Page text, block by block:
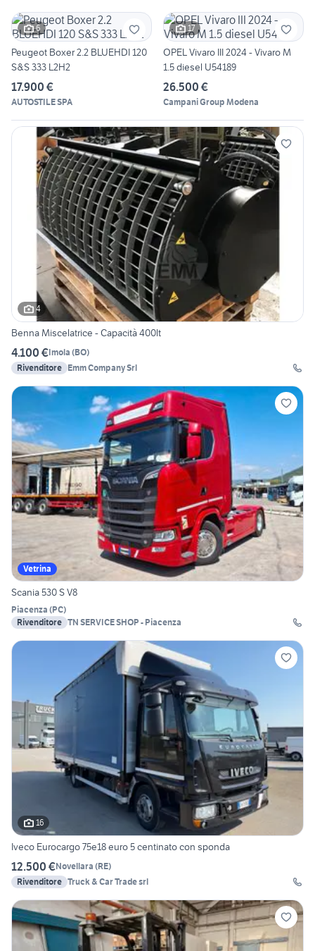
6
Peugeot Boxer 2.2 BLUEHDI 120
S&S 333 L2H2
17.900 €
AUTOSTILE SPA
17
OPEL Vivaro III 2024 - Vivaro M
1.5 diesel U54189
26.500 €
Campani Group Modena
4
Benna Miscelatrice - Capacità 400lt
4.100 €Imola (BO)
Rivenditore Emm Company Srl
Vetrina
Scania 530 S V8
Piacenza (PC)
Rivenditore TN SERVICE SHOP - Piacenza
16
Iveco Eurocargo 75e18 euro 5 centinato con sponda
12.500 €Novellara (RE)
Rivenditore Truck & Car Trade srl